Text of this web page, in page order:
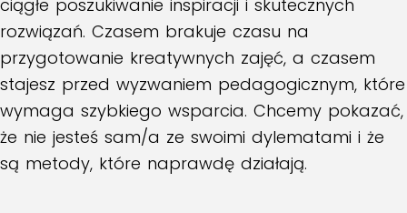
ciągłe poszukiwanie inspiracji i skutecznych
rozwiązań. Czasem brakuje czasu na
przygotowanie kreatywnych zajęć, a czasem
stajesz przed wyzwaniem pedagogicznym, które
wymaga szybkiego wsparcia. Chcemy pokazać,
że nie jesteś sam/a ze swoimi dylematami i że
są metody, które naprawdę działają.